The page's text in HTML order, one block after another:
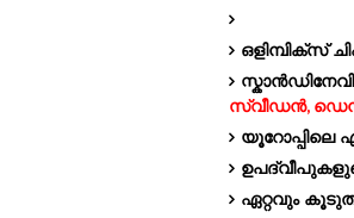
ഒളിമ്പിക്സ്
സ്വീഡൻ,
‌യൂറോപ്പിലെ
ഏറ്റവും